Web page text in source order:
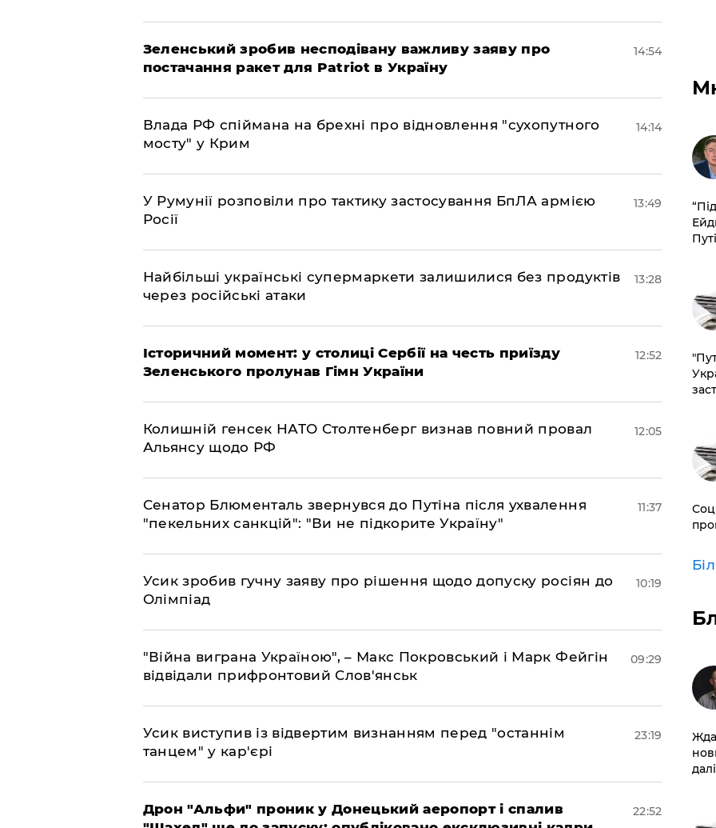
Зеленський зробив несподівану важливу заяву про
постачання ракет для Patriot в Україну
14:54
Влада РФ спіймана на брехні про відновлення "сухопутного
мосту" у Крим
14:14
У Румунії розповіли про тактику застосування БпЛА армією
Росії
13:49
Найбільші українські супермаркети залишилися без продуктів
через російські атаки
13:28
Історичний момент: у столиці Сербії на честь приїзду
Зеленського пролунав Гімн України
12:52
Колишній генсек НАТО Столтенберг визнав повний провал
Альянсу щодо РФ
12:05
Сенатор Блюменталь звернувся до Путіна після ухвалення
"пекельних санкцій": "Ви не підкорите Україну"
11:37
Усик зробив гучну заяву про рішення щодо допуску росіян до
Олімпіад
10:19
"Війна виграна Україною", – Макс Покровський і Марк Фейгін
відвідали прифронтовий Слов'янськ
09:29
​Усик виступив із відвертим визнанням перед "останнім
танцем" у кар'єрі
23:19
​Дрон "Альфи" проник у Донецький аеропорт і спалив
22:52
далі